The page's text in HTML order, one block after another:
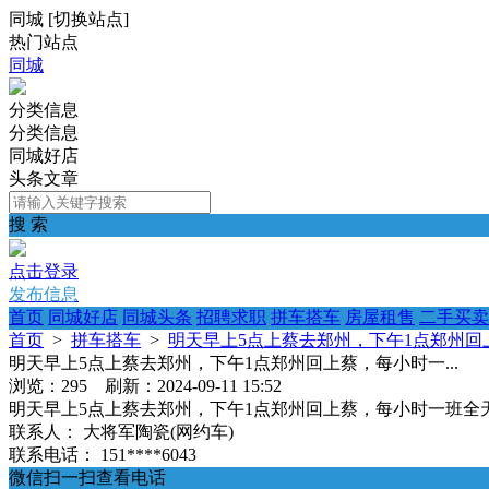
同城 [切换站点]
热门站点
同城
分类信息
分类信息
同城好店
头条文章
搜 索
点击登录
发布信息
首页 同城好店 同城头条 招聘求职 拼车搭车 房屋租售 二手买卖
首页 > 拼车搭车 > 明天早上5点上蔡去郑州，下午1点郑州回
明天早上5点上蔡去郑州，下午1点郑州回上蔡，每小时一...
浏览：295 刷新：2024-09-11 15:52
明天早上5点上蔡去郑州，下午1点郑州回上蔡，每小时一班全
联系人：
大将军陶瓷(网约车)
联系电话：
151****6043
微信扫一扫查看电话